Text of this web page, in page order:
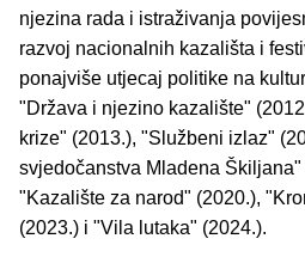
njezina rada i istraživanja
razvoj nacionalnih kazališta i
ponajviše utjecaj politike na
"Država i njezino kazalište"
krize" (2013.), "Službeni izlaz"
svjedočanstva Mladena
"Kazalište za narod" (2020.),
(2023.) i "Vila lutaka" (2024.).